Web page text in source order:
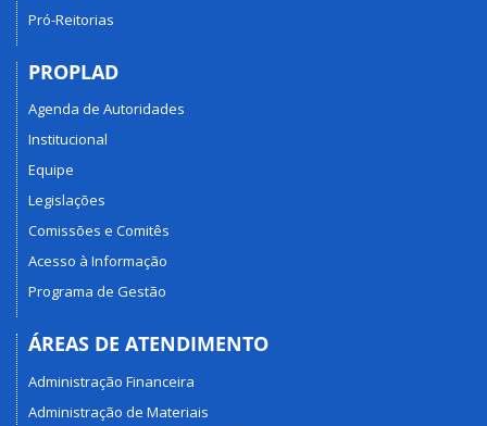
Pró-Reitorias
PROPLAD
Agenda de Autoridades
Institucional
Equipe
Legislações
Comissões e Comitês
Acesso à Informação
Programa de Gestão
ÁREAS DE ATENDIMENTO
Administração Financeira
Administração de Materiais